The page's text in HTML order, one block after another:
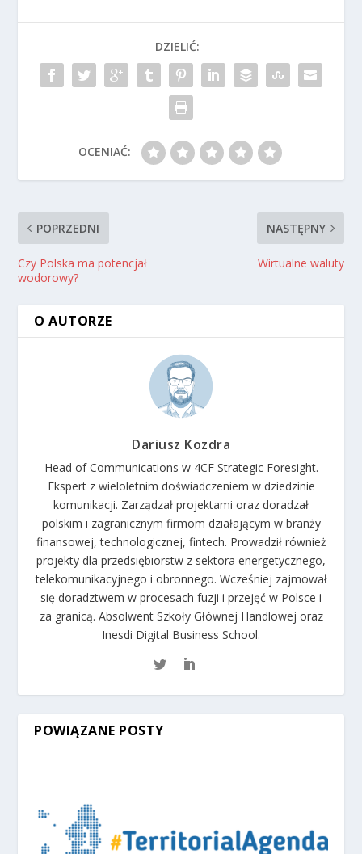
DZIELIĆ:
OCENIAĆ:
POPRZEDNI
Czy Polska ma potencjał
wodorowy?
NASTĘPNY
Wirtualne waluty
O AUTORZE
Dariusz Kozdra
Head of Communications w 4CF Strategic Foresight.
Ekspert z wieloletnim doświadczeniem w dziedzinie
komunikacji. Zarządzał projektami oraz doradzał
polskim i zagranicznym firmom działającym w branży
finansowej, technologicznej, fintech. Prowadził również
projekty dla przedsiębiorstw z sektora energetycznego,
telekomunikacyjnego i obronnego. Wcześniej zajmował
się doradztwem w procesach fuzji i przejęć w Polsce i
za granicą. Absolwent Szkoły Głównej Handlowej oraz
Inesdi Digital Business School.
POWIĄZANE POSTY